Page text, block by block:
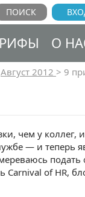
О
Август 2012 > 9
чем у коллег,
— и теперь
of HR,